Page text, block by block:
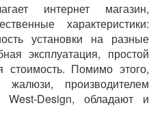
интернет магазин,
характеристики:
установки на разные
эксплуатация, простой
стоимость. Помимо этого,
жалюзи, производителем
West-Design, обладают и